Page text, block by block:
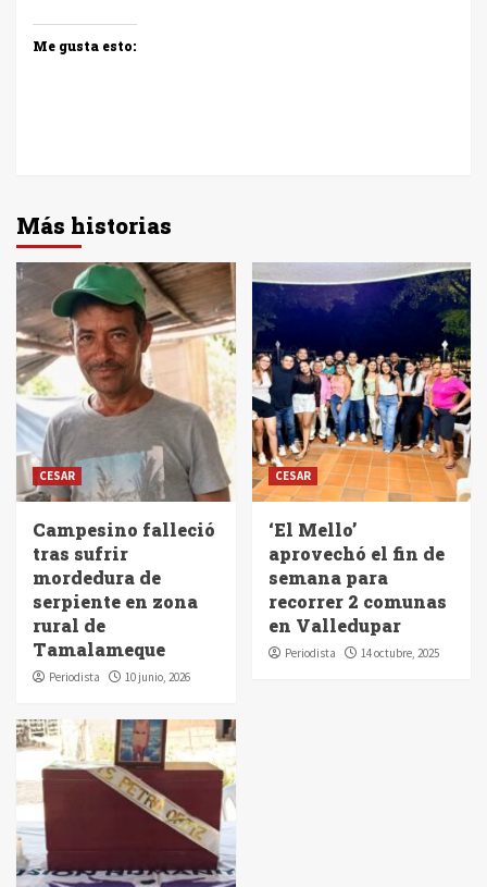
Me gusta esto:
Más historias
CESAR
Campesino falleció
tras sufrir
mordedura de
serpiente en zona
rural de
Tamalameque
Periodista 10 junio, 2026
CESAR
‘El Mello’
aprovechó el fin de
semana para
recorrer 2 comunas
en Valledupar
Periodista 14 octubre, 2025